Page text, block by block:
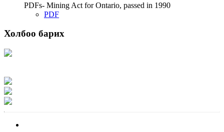
PDFs- Mining Act for Ontario, passed in 1990
PDF
Холбоо барих